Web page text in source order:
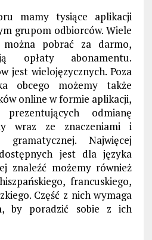
mamy tysiące aplikacji
grupom odbiorców. Wiele
pobrać za darmo,
opłaty abonamentu.
jest wielojęzycznych. Poza
obcego możemy także
online w formie aplikacji,
odmianę
wraz ze znaczeniami i
gramatycznej. Najwięcej
jest dla języka
znaleźć możemy również
francuskiego,
Część z nich wymaga
by poradzić sobie z ich